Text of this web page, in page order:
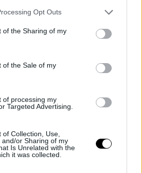
app uses one or more Google
or usage behaviour. You may click to
to Google and its third-party tags to
specified purposes in below Google
Opt Outs
of the Sharing of my
of the Sale of my
of processing my
Targeted Advertising.
Collection, Use,
and/or Sharing of my
Is Unrelated with the
it was collected.